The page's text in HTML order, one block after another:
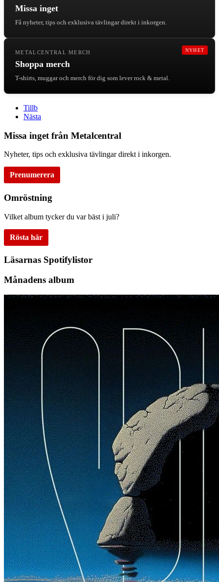
Missa inget
Få nyheter, tips och exklusiva tävlingar direkt i inkorgen.
NYHET
METALCENTRAL MERCH
Shoppa merch
T-shirts, muggar och merch för dig som lever rock & metal.
Tillb
Nästa
Missa inget från Metalcentral
Nyheter, tips och exklusiva tävlingar direkt i inkorgen.
Prenumerera
Omröstning
Vilket album tycker du var bäst i juli?
Rösta här
Läsarnas Spotifylistor
Månadens album